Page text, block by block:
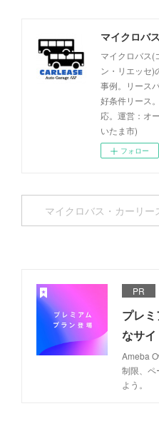
マイクロバス(
ン・リエッセ)
事例。リース
好条件リース
応。運営：オ
いたま市)
フォロー
マイクロバス・カーリー
PR
プレ
なサイ
Ameba
制限、ペ
よう。